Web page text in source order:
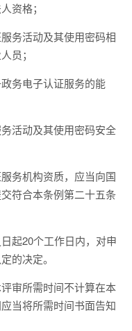
资格；
务活动及其使用密码相
员；
务电子认证服务的能
活动及其使用密码安全
务机构资质，应当向国
符合本条例第二十五条
起20个工作日内，对申
的决定。
审所需时间不计算在本
当将所需时间书面告知